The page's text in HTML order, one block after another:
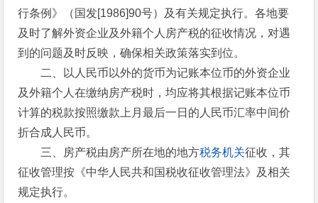
行条例》（国发[1986]90号）及有关规定执行。各地要
及时了解外资企业及外籍个人房产税的征收情况，对遇
到的问题及时反映，确保相关政策落实到位。
二、以人民币以外的货币为记账本位币的外资企业
及外籍个人在缴纳房产税时，均应将其根据记账本位币
计算的税款按照缴款上月最后一日的人民币汇率中间价
折合成人民币。
三、房产税由房产所在地的地方税务机关征收，其
征收管理按《中华人民共和国税收征收管理法》及相关
规定执行。